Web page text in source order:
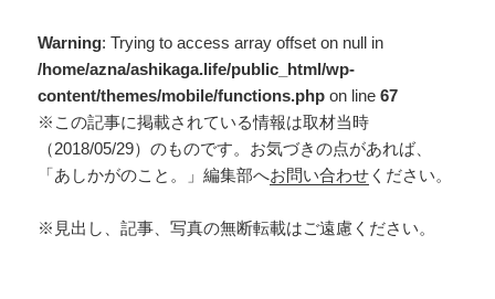
Warning: Trying to access array offset on null in
/home/azna/ashikaga.life/public_html/wp-
content/themes/mobile/functions.php on line67
※この記事に掲載されている情報は取材当時
（2018/05/29）のものです。お気づきの点があれば、
「あしかがのこと。」編集部へお問い合わせ ください。
※見出し、記事、写真の無断転載はご遠慮ください。